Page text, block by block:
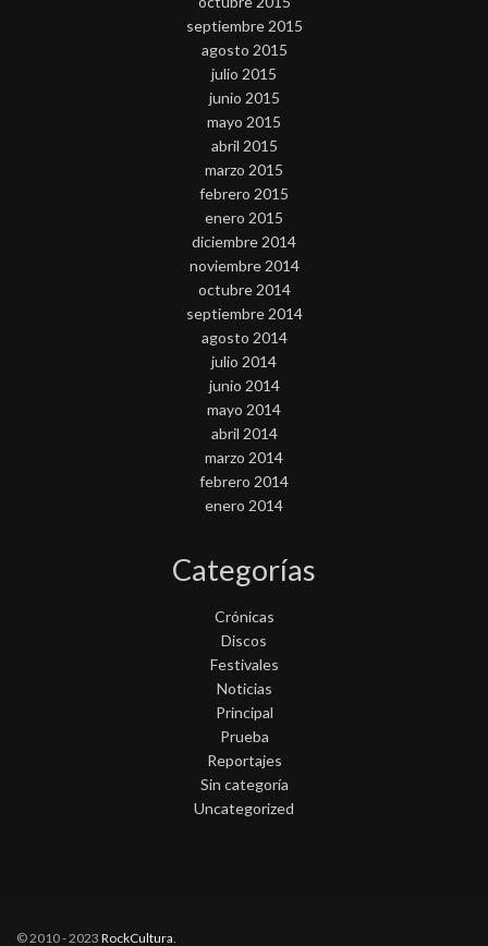
septiembre 2015
agosto 2015
julio 2015
junio 2015
mayo 2015
abril 2015
marzo 2015
febrero 2015
enero 2015
diciembre 2014
noviembre 2014
octubre 2014
septiembre 2014
agosto 2014
julio 2014
junio 2014
mayo 2014
abril 2014
marzo 2014
febrero 2014
enero 2014
Categorías
Crónicas
Discos
Festivales
Noticias
Principal
Prueba
Reportajes
Sin categoría
Uncategorized
© 2010 - 2023 RockCultura.